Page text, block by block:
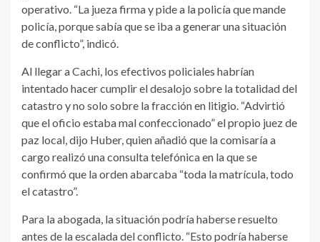
operativo. “La jueza firma y pide a la policía que mande
policía, porque sabía que se iba a generar una situación
de conflicto”, indicó.
Al llegar a Cachi, los efectivos policiales habrían
intentado hacer cumplir el desalojo sobre la totalidad del
catastro y no solo sobre la fracción en litigio. “Advirtió
que el oficio estaba mal confeccionado” el propio juez de
paz local, dijo Huber, quien añadió que la comisaría a
cargo realizó una consulta telefónica en la que se
confirmó que la orden abarcaba “toda la matrícula, todo
el catastro”.
Para la abogada, la situación podría haberse resuelto
antes de la escalada del conflicto. “Esto podría haberse